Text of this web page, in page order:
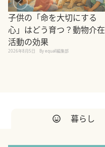
子供の「命を大切にする
心」はどう育つ？動物介在
活動の効果
2026年8月5日 By equall編集部
暮らし